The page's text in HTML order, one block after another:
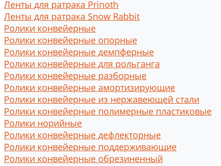
Ленты для ратрака Prinoth
Ленты для ратрака Snow Rabbit
Ролики конвейерные
Ролики конвейерные опорные
Ролики конвейерные демпферные
Ролики конвейерные для рольганга
Ролики конвейерные разборные
Ролики конвейерные амортизирующие
Ролики конвейерные из нержавеющей стали
Ролики конвейерные полимерные пластиковые
Ролики норийные
Ролики конвейерные дефлекторные
Ролики конвейерные поддерживающие
Ролики конвейерные обрезиненный